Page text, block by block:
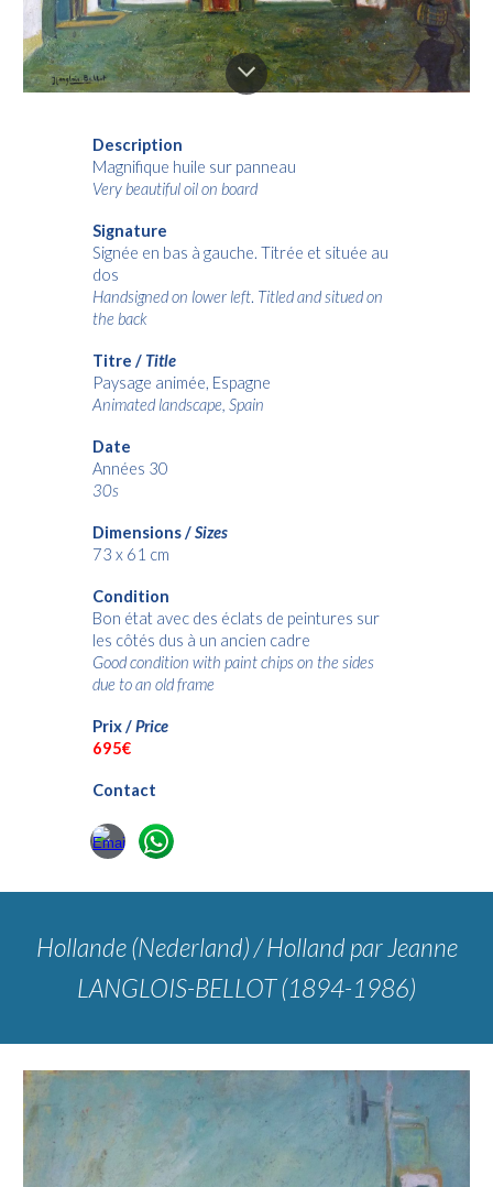
Description
Magnifique huile sur panneau
Very beautiful oil on board
Signature
Signée en bas àgauche. Titrée et située au
dos
Handsigned on lower left. Titled and situed on
the back
Titre / Title
Paysage animée, Espagne
Animated landscape, Spain
Date
Années 30
30s
Dimensions /Sizes
73 x 61 cm
Condition
Bon état avec des éclats de peintures sur
les côtés dus à un ancien cadre
Good condition with paint chips on the sides
due to an old frame
Prix /Price
695€
Contact
Hollande (Nederland)/ Holland par Jeanne
LANGLOIS-BELLOT (1894-1986)